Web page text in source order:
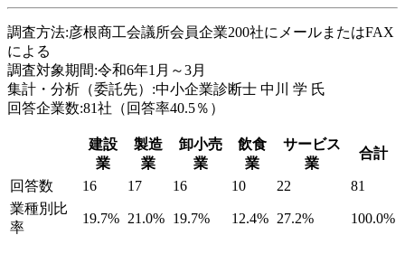
調査方法:彦根商工会議所会員企業200社にメールまたはFAX
による
調査対象期間:令和6年1月～3月
集計・分析（委託先）:中小企業診断士 中川 学 氏
回答企業数:81社（回答率40.5％）
建設
業
製造
業
卸小売
業
飲食
業
サービス
業
合計
回答数 16 17 16 10 22
81
業種別比
率
19.7% 21.0% 19.7% 12.4% 27.2% 100.0%